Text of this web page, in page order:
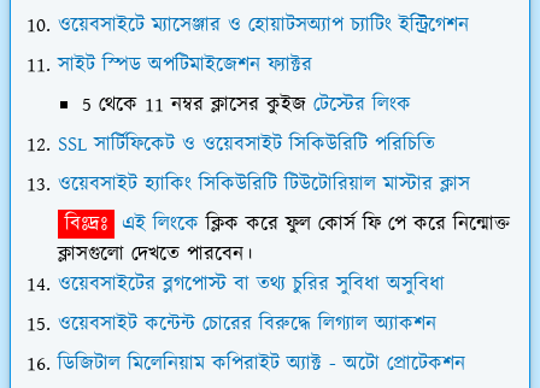
ওয়েবসাইটে ম্যাসেঞ্জার ও হোয়াটসঅ্যাপ চ্যাটিং ইন্ট্রিগেশন
সাইট স্পিড অপটিমাইজেশন ফ্যাক্টর
5 থেকে 11 নম্বর ক্লাসের কুইজ টেস্টের লিংক
SSL সার্টিফিকেট ও ওয়েবসাইট সিকিউরিটি পরিচিতি
ওয়েবসাইট হ্যাকিং সিকিউরিটি টিউটোরিয়াল মাস্টার ক্লাস
বিঃদ্রঃ এই লিংকে ক্লিক করে ফুল কোর্স ফি পে করে নিন্মোক্ত
ক্লাসগুলো দেখতে পারবেন।
ওয়েবসাইটের ব্লগপোস্ট বা তথ্য চুরির সুবিধা অসুবিধা
ওয়েবসাইট কন্টেন্ট চোরের বিরুদ্ধে লিগ্যাল অ্যাকশন
ডিজিটাল মিলেনিয়াম কপিরাইট অ্যাক্ট - অটো প্রোটেকশন